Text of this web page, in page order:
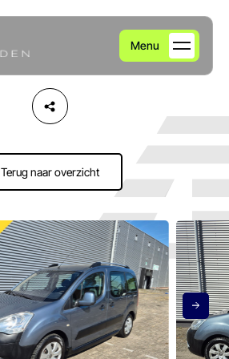
Menu
Terug naar overzicht